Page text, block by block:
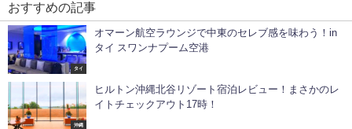
おすすめの記事
タイ
オマーン航空ラウンジで中東のセレブ感を味わう！in
タイ スワンナプーム空港
沖縄
ヒルトン沖縄北谷リゾート宿泊レビュー！まさかのレ
イトチェックアウト17時！